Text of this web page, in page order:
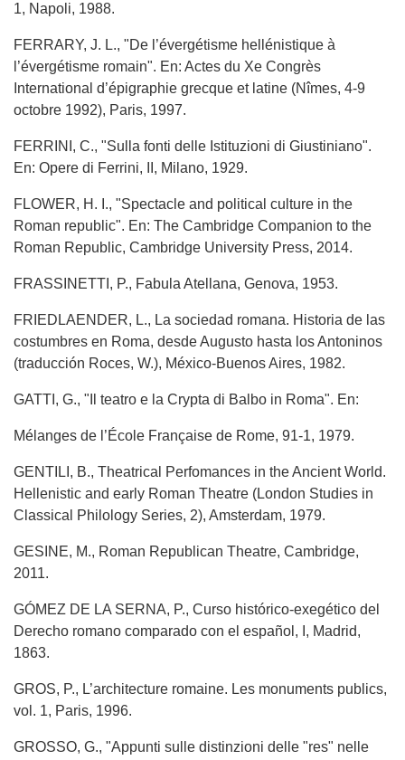
1, Napoli, 1988.
FERRARY, J. L., "De l’évergétisme hellénistique à
l’évergétisme romain". En: Actes du Xe Congrès
International d’épigraphie grecque et latine (Nîmes, 4-9
octobre 1992), Paris, 1997.
FERRINI, C., "Sulla fonti delle Istituzioni di Giustiniano".
En: Opere di Ferrini, II, Milano, 1929.
FLOWER, H. I., "Spectacle and political culture in the
Roman republic". En: The Cambridge Companion to the
Roman Republic, Cambridge University Press, 2014.
FRASSINETTI, P., Fabula Atellana, Genova, 1953.
FRIEDLAENDER, L., La sociedad romana. Historia de las
costumbres en Roma, desde Augusto hasta los Antoninos
(traducción Roces, W.), México-Buenos Aires, 1982.
GATTI, G., "Il teatro e la Crypta di Balbo in Roma". En:
Mélanges de l’École Française de Rome, 91-1, 1979.
GENTILI, B., Theatrical Perfomances in the Ancient World.
Hellenistic and early Roman Theatre (London Studies in
Classical Philology Series, 2), Amsterdam, 1979.
GESINE, M., Roman Republican Theatre, Cambridge,
2011.
GÓMEZ DE LA SERNA, P., Curso histórico-exegético del
Derecho romano comparado con el español, I, Madrid,
1863.
GROS, P., L’architecture romaine. Les monuments publics,
vol. 1, Paris, 1996.
GROSSO, G., "Appunti sulle distinzioni delle "res" nelle